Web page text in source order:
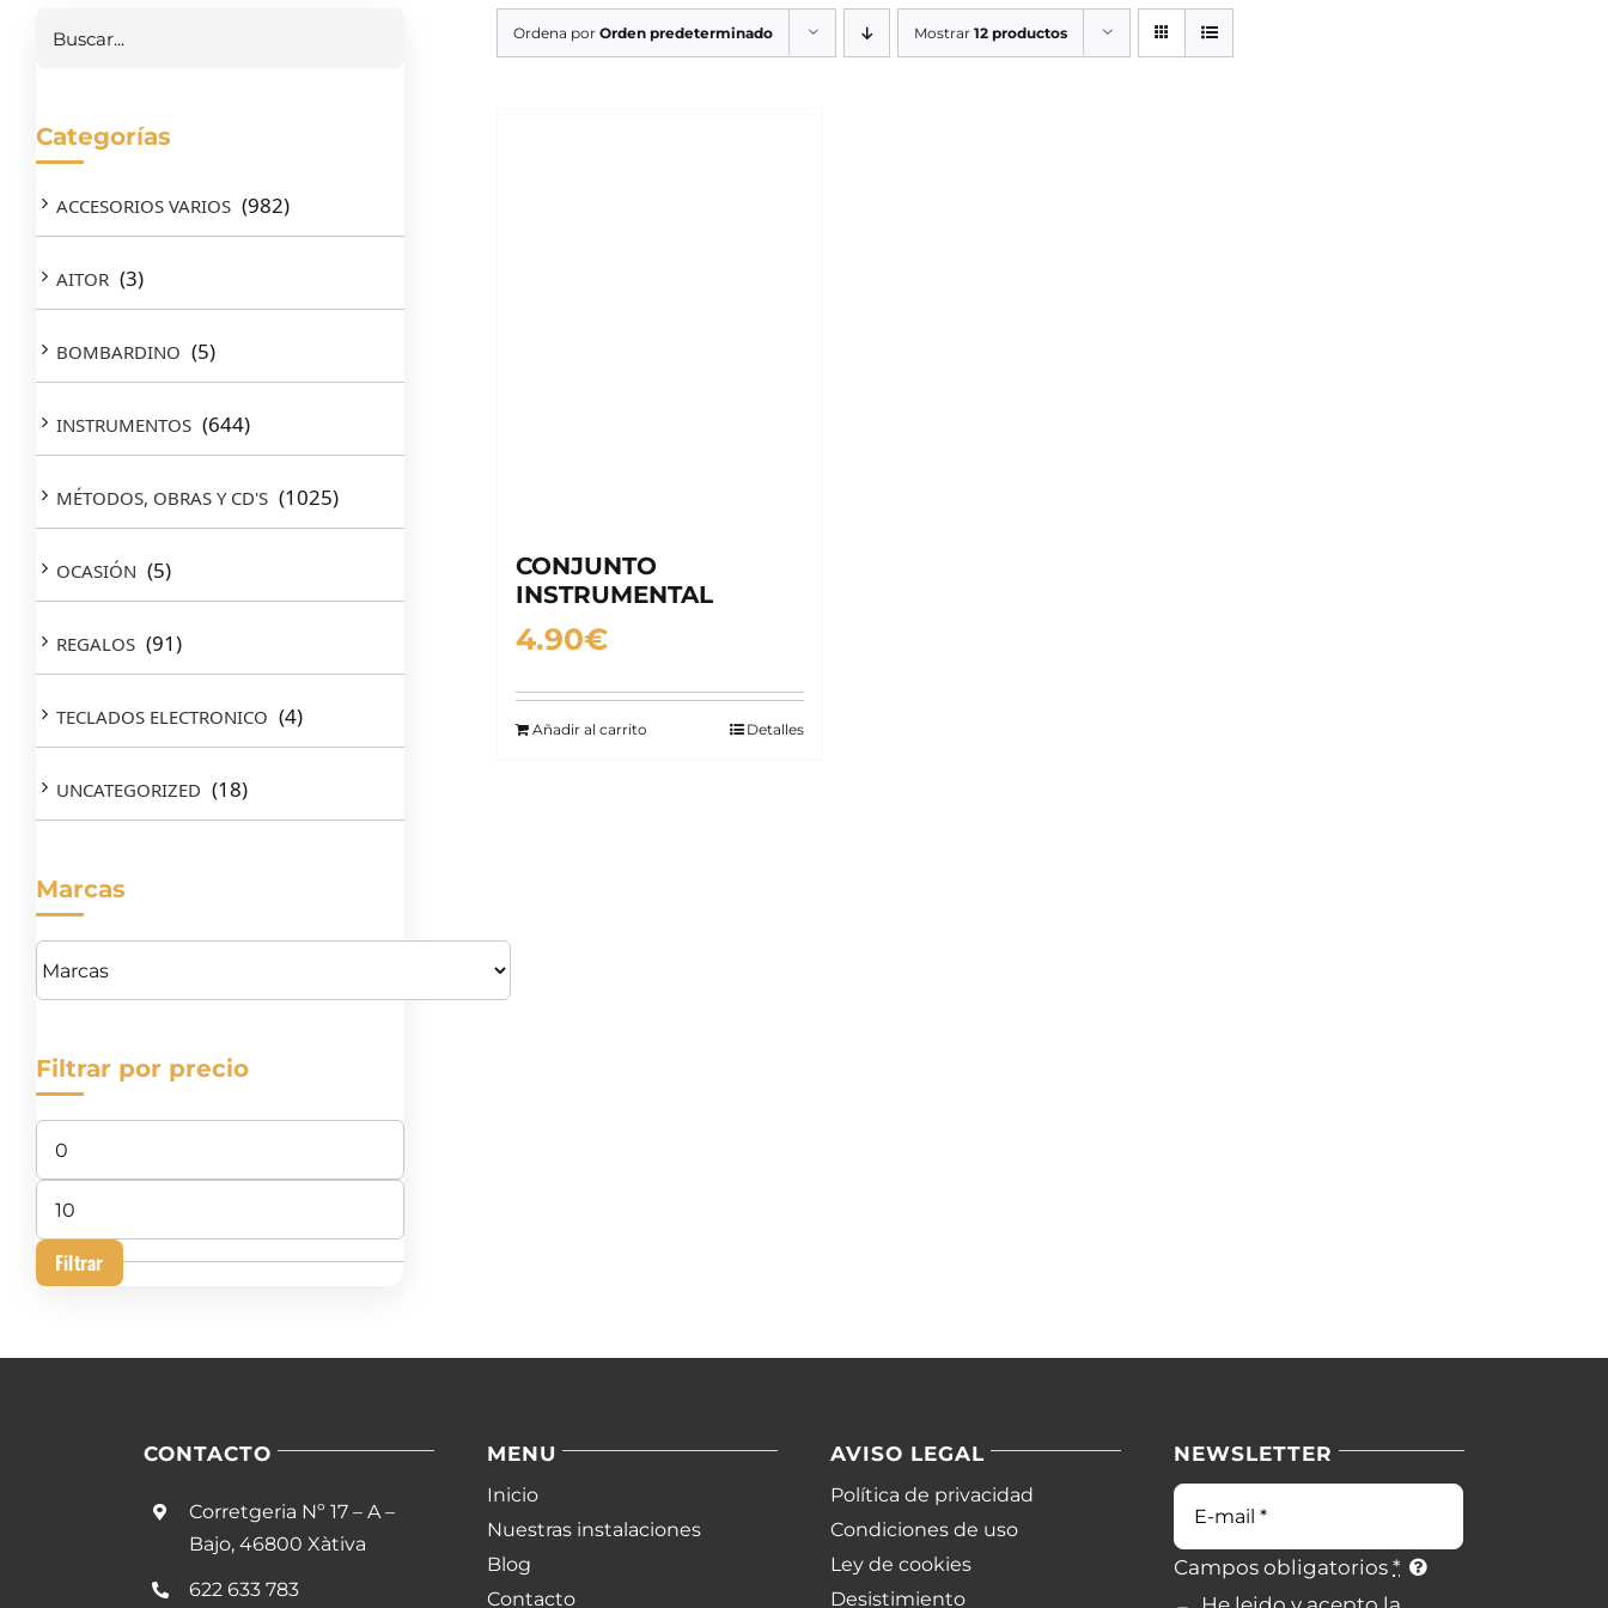
Ordena porOrden predeterminado Mostrar12 productos
CONJUNTO
INSTRUMENTAL
4.90€
Añadir al carrito Detalles
Categorías
ACCESORIOS VARIOS (982)
AITOR (3)
BOMBARDINO (5)
INSTRUMENTOS (644)
MÉTODOS, OBRAS Y CD'S (1025)
OCASIÓN (5)
REGALOS (91)
TECLADOS ELECTRONICO (4)
UNCATEGORIZED (18)
Marcas
Filtrar por precio
Precio
mínimo
Precio
máximo
Filtrar
CONTACTO
Corretgeria Nº 17 – A –
Bajo, 46800 Xàtiva
622 633 783
MENU
Inicio
Nuestras instalaciones
Blog
Contacto
AVISO LEGAL
Política de privacidad
Condiciones de uso
Ley de cookies
Desistimiento
NEWSLETTER
Campos obligatorios*